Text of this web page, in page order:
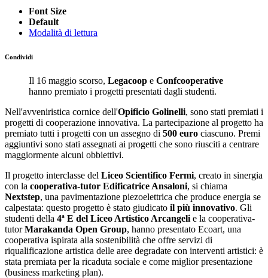
Font Size
Default
Modalità di lettura
Condividi
Il 16 maggio scorso, Legacoop e Confcooperative
hanno premiato i progetti presentati dagli studenti.
Nell'avveniristica cornice dell'Opificio Golinelli, sono stati premiati i
progetti di cooperazione innovativa. La partecipazione al progetto ha
premiato tutti i progetti con un assegno di 500 euro ciascuno. Premi
aggiuntivi sono stati assegnati ai progetti che sono riusciti a centrare
maggiormente alcuni obbiettivi.
Il progetto interclasse del Liceo Scientifico Fermi, creato in sinergia
con la cooperativa-tutor Edificatrice Ansaloni, si chiama
Nextstep, una pavimentazione piezoelettrica che produce energia se
calpestata: questo progetto è stato giudicato il più innovativo. Gli
studenti della 4ª E del Liceo Artistico Arcangeli e la cooperativa-
tutorMarakanda Open Group, hanno presentato Ecoart, una
cooperativa ispirata alla sostenibilità che offre servizi di
riqualificazione artistica delle aree degradate con interventi artistici: è
stata premiata per la ricaduta sociale e come miglior presentazione
(business marketing plan).